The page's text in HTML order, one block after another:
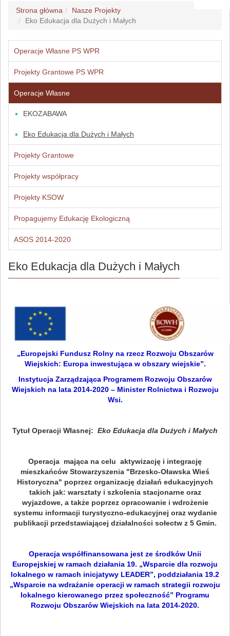
Strona główna
Nasze Projekty
Eko Edukacja dla Dużych i Małych
Operacje Własne PS WPR
Projekty Grantowe PS WPR
Operacje Własne
EKOZABAWA
Eko Edukacja dla Dużych i Małych
Projekty Grantowe
Projekty współpracy
Projekty KSOW
Propagujemy Edukację Ekologiczną
ASOS 2014-2020
Eko Edukacja dla Dużych i Małych
„Europejski Fundusz Rolny na rzecz Rozwoju Obszarów
Wiejskich: Europa inwestująca w obszary wiejskie”.
Instytucja Zarządzająca Programem Rozwoju Obszarów
Wiejskich na lata 2014-2020 – Minister Rolnictwa i Rozwoju
Wsi.
Tytuł Operacji Własnej: Eko Edukacja dla Dużych i Małych
Operacja mająca na celu aktywizację i integrację
mieszkańców Stowarzyszenia "Brzesko-Oławska Wieś
Historyczna" poprzez organizację działań edukacyjnych
takich jak: warsztaty i szkolenia stacjonarne oraz
wyjazdowe, a także poprzez opracowanie i wdrożenie
systemu informacji turystyczno-edukacyjnej oraz wydanie
publikacji przedstawiającej działalności sołectw z 5 Gmin.
Operacja współfinansowana jest ze środków Unii
Europejskiej w ramach działania 19. „Wsparcie dla rozwoju
lokalnego w ramach inicjatywy LEADER”, poddziałania 19.2
„Wsparcie na wdrażanie operacji w ramach strategii rozwoju
lokalnego kierowanego przez społeczność” Programu
Rozwoju Obszarów Wiejskich na lata 2014-2020.